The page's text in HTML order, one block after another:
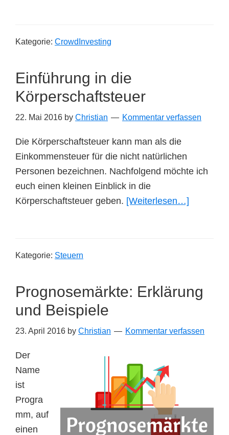
meine
Kategorie: CrowdInvesting
Einführung in die
Körperschaftsteuer
22. Mai 2016 by Christian Kommentar verfassen
Die Körperschaftsteuer kann man als die
Einkommensteuer für die nicht natürlichen
Personen bezeichnen. Nachfolgend möchte ich
euch einen kleinen Einblick in die
Körperschaftsteuer geben. [Weiterlesen…]
Kategorie: Steuern
Prognosemärkte: Erklärung
und Beispiele
23. April 2016 by Christian Kommentar verfassen
Der
Name
ist
Progra
mm, auf
einen